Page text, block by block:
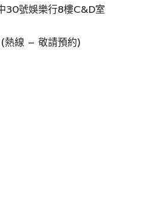
30號娛樂行8樓C&D室
線 – 敬請預約)